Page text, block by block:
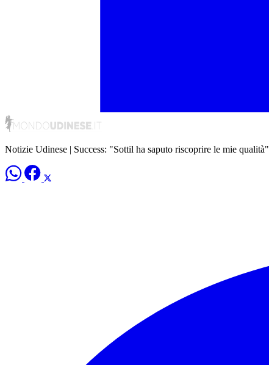
Notizie Udinese | Success: "Sottil ha saputo riscoprire le mie qualità"